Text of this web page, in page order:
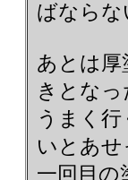
ばならな
あとは厚
きとな
うまく
いとあ
一回目の